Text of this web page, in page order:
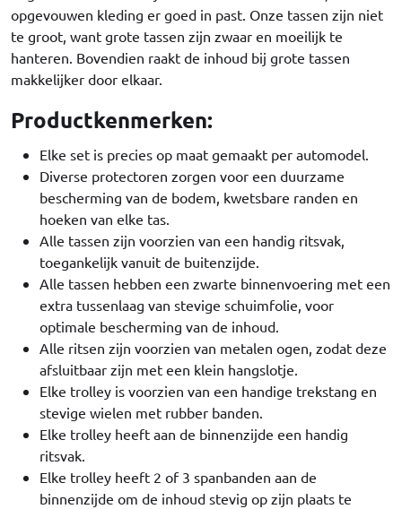
opgevouwen kleding er goed in past. Onze tassen zijn niet
te groot, want grote tassen zijn zwaar en moeilijk te
hanteren. Bovendien raakt de inhoud bij grote tassen
makkelijker door elkaar.
Productkenmerken:
Elke set is precies op maat gemaakt per automodel.
Diverse protectoren zorgen voor een duurzame
bescherming van de bodem, kwetsbare randen en
hoeken van elke tas.
Alle tassen zijn voorzien van een handig ritsvak,
toegankelijk vanuit de buitenzijde.
Alle tassen hebben een zwarte binnenvoering met een
extra tussenlaag van stevige schuimfolie, voor
optimale bescherming van de inhoud.
Alle ritsen zijn voorzien van metalen ogen, zodat deze
afsluitbaar zijn met een klein hangslotje.
Elke trolley is voorzien van een handige trekstang en
stevige wielen met rubber banden.
Elke trolley heeft aan de binnenzijde een handig
ritsvak.
Elke trolley heeft 2 of 3 spanbanden aan de
binnenzijde om de inhoud stevig op zijn plaats te